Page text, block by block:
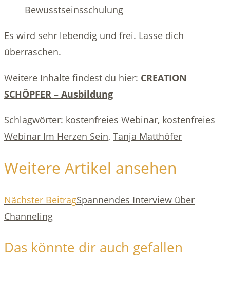
Bewusstseinsschulung
Es wird sehr lebendig und frei. Lasse dich
überraschen.
Weitere Inhalte findest du hier: CREATION
SCHÖPFER – Ausbildung
Schlagwörter: kostenfreies Webinar, kostenfreies
Webinar Im Herzen Sein, Tanja Matthöfer
Weitere Artikel ansehen
Nächster BeitragSpannendes Interview über
Channeling
Das könnte dir auch gefallen